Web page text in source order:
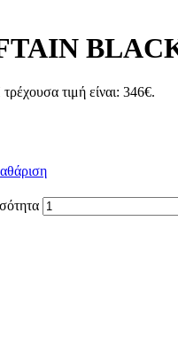
τιμή είναι: 346€.